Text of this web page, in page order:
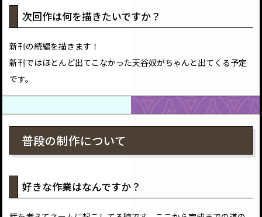
次回作は何を描きたいですか？
新刊の続編を描きます！
新刊ではほとんど出てこなかった天谷奴がちゃんと出てくる予定
です。
普段の制作について
好きな作業はなんですか？